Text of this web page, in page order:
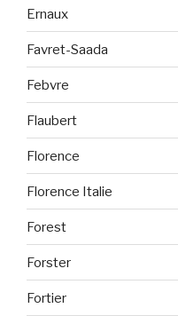
Ernaux
Favret-Saada
Febvre
Flaubert
Florence
Florence Italie
Forest
Forster
Fortier